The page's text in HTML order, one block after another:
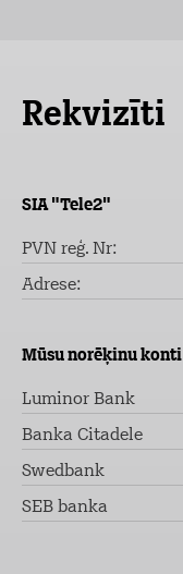
Rekvizīti
SIA "Tele2"
PVN reģ. Nr:
Adrese:
Mūsu norēķinu konti
Luminor Bank
Banka Citadele
Swedbank
SEB banka